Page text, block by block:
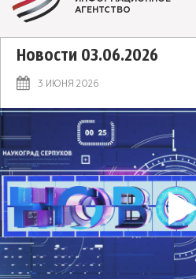
АГЕНТСТВО
Новости 03.06.2026
3 ИЮНЯ 2026